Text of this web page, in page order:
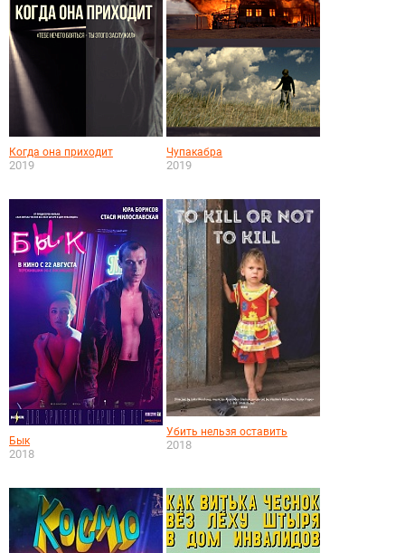
Когда она приходит
2019
Чупакабра
2019
Бык
2018
Убить нельзя оставить
2018